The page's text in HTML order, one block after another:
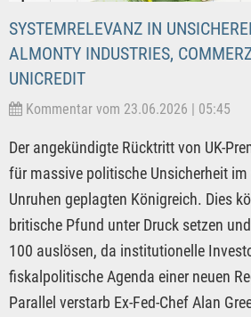
SYSTEMRELEVANZ IN
ALMONTY INDUSTRIES,
UNICREDIT
Kommentar vom 23.06.2026 | 05:45
Der angekündigte Rücktritt von UK-
für massive politische Unsicherheit
Unruhen geplagten Königreich. Dies
britische Pfund unter Druck setzen
100 auslösen, da institutionelle
fiskalpolitische Agenda einer neuen
Parallel verstarb Ex-Fed-Chef Alan